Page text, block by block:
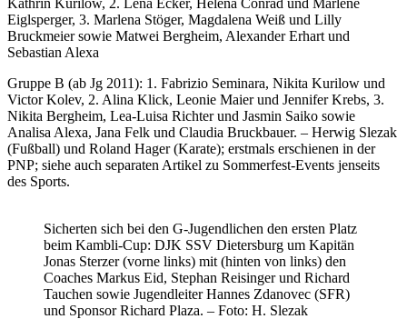
Eiglsperger, 3. Marlena Stöger, Magdalena Weiß und Lilly
Bruckmeier sowie Matwei Bergheim, Alexander Erhart und
Sebastian Alexa
Gruppe B (ab Jg 2011): 1. Fabrizio Seminara, Nikita Kurilow und
Victor Kolev, 2. Alina Klick, Leonie Maier und Jennifer Krebs, 3.
Nikita Bergheim, Lea-Luisa Richter und Jasmin Saiko sowie
Analisa Alexa, Jana Felk und Claudia Bruckbauer. – Herwig Slezak
(Fußball) und Roland Hager (Karate); erstmals erschienen in der
PNP; siehe auch separaten Artikel zu Sommerfest-Events jenseits
des Sports.
Sicherten sich bei den G-Jugendlichen den ersten Platz
beim Kambli-Cup: DJK SSV Dietersburg um Kapitän
Jonas Sterzer (vorne links) mit (hinten von links) den
Coaches Markus Eid, Stephan Reisinger und Richard
Tauchen sowie Jugendleiter Hannes Zdanovec (SFR)
und Sponsor Richard Plaza. – Foto: H. Slezak